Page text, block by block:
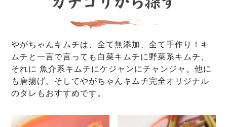
やがちゃんキムチは、全て無添加、全て手作り！キ
ムチと一言で言っても白菜キムチに野菜系キムチ、
それに 魚介系キムチにケジャンにチャンジャ。他に
も唐揚げ、そしてやがちゃんキムチ完全オリジナル
のタレもおすすめです。